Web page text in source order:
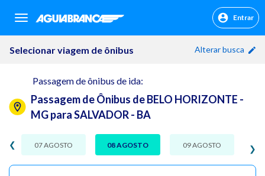
sr.header.toggle.navigation Entrar
Selecionar viagem de ônibus Alterar busca
Passagem de ônibus de ida:
Passagem de Ônibus de BELO HORIZONTE -
MG para SALVADOR - BA
❯
❮ 07 AGOSTO 08 AGOSTO 09 AGOSTO